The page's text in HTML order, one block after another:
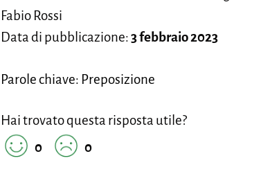
Fabio Rossi
Data di pubblicazione:3 febbraio 2023
Parole chiave: Preposizione
Hai trovato questa risposta utile?
0
0